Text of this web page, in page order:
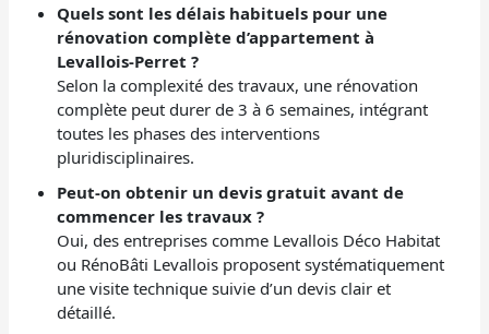
Quels sont les délais habituels pour une
rénovation complète d’appartement à
Levallois-Perret ?
Selon la complexité des travaux, une rénovation
complète peut durer de 3 à 6 semaines, intégrant
toutes les phases des interventions
pluridisciplinaires.
Peut-on obtenir un devis gratuit avant de
commencer les travaux ?
Oui, des entreprises comme Levallois Déco Habitat
ou RénoBâti Levallois proposent systématiquement
une visite technique suivie d’un devis clair et
détaillé.